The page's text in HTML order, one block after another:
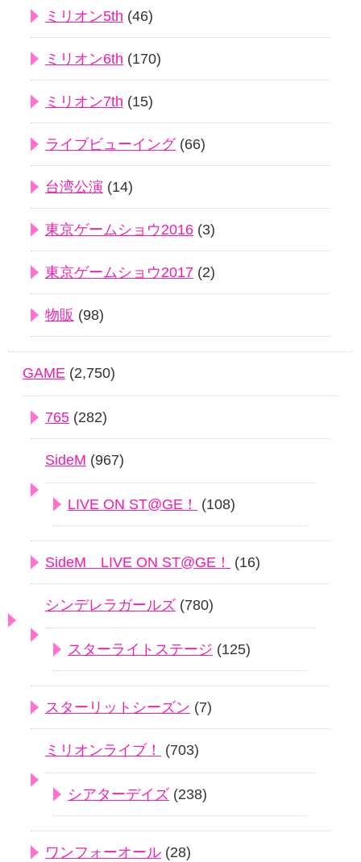
ミリオン5th (46)
ミリオン6th (170)
ミリオン7th (15)
ライブビューイング(66)
台湾公演 (14)
東京ゲームショウ2016 (3)
東京ゲームショウ2017 (2)
物販 (98)
GAME (2,750)
765 (282)
SideM (967)
LIVE ON ST@GE！ (108)
SideM LIVE ON ST@GE！ (16)
シンデレラガールズ (780)
スターライトステージ (125)
スターリットシーズン (7)
ミリオンライブ！ (703)
シアターデイズ (238)
ワンフォーオール (28)